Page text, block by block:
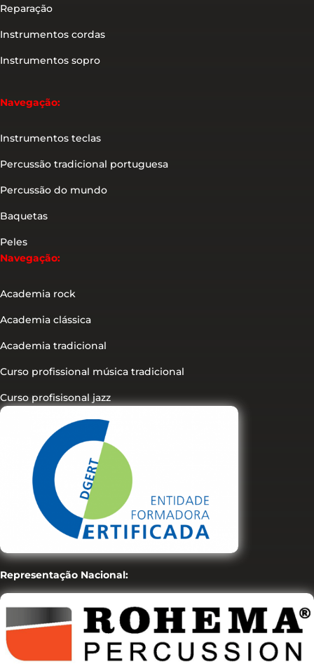
Reparação
Instrumentos cordas
Instrumentos sopro
Navegação:
Instrumentos teclas
Percussão tradicional portuguesa
Percussão do mundo
Baquetas
Peles
Navegação:
Academia rock
Academia clássica
Academia tradicional
Curso profissional música tradicional
Curso profisisonal jazz
Representação Nacional: